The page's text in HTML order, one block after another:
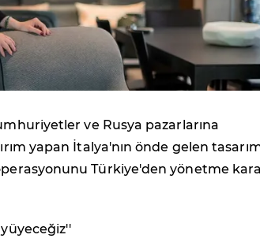
ve Rusya pazarlarına
yapan İtalya'nın önde gelen
Türkiye'den yönetme